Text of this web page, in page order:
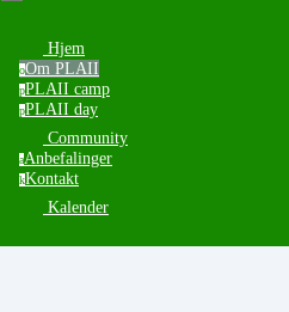
Hjem
oOm PLAII
pPLAII camp
pPLAII day
Community
aAnbefalinger
kKontakt
Kalender